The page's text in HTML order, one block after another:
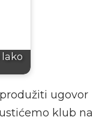
lako
ugovor
klub na